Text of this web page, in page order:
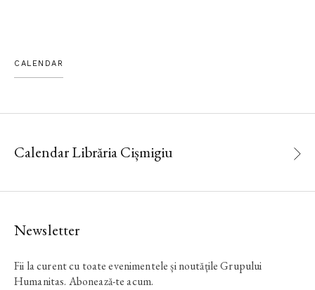
CALENDAR
Calendar Librăria Cișmigiu
Newsletter
Fii la curent cu toate evenimentele și noutățile Grupului
Humanitas. Abonează-te acum.